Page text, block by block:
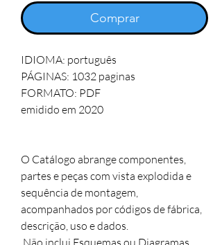
Comprar
IDIOMA: português
PÁGINAS: 1032 paginas
FORMATO: PDF
emidido em 2020
O Catálogo abrange componentes,
partes e peças com vista explodida e
sequência de montagem,
acompanhados por códigos de fábrica,
descrição, uso e dados.
Não inclui Esquemas ou Diagramas